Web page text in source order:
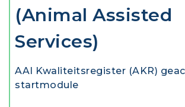
(Animal Assisted
Services)
AAI Kwaliteitsregister (AKR)
startmodule